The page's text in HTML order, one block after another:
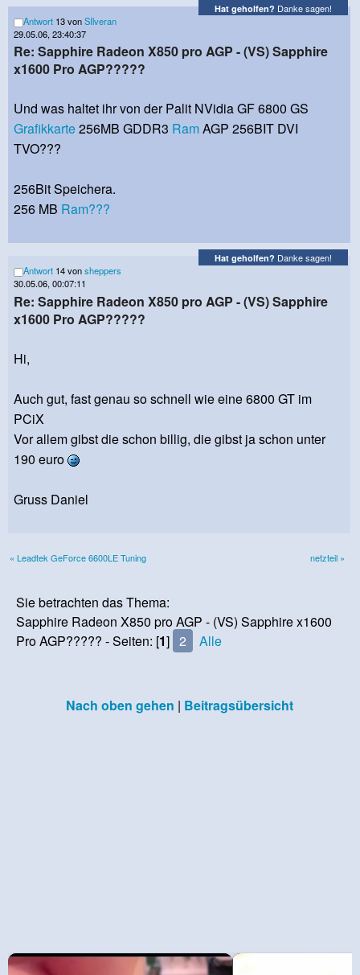
Hat geholfen? Danke sagen!
Antwort 13 vonSIlveran
29.05.06, 23:40:37
Re: Sapphire Radeon X850 pro AGP - (VS) Sapphire
x1600 Pro AGP?????
Und was haltet ihr von der Palit NVidia GF 6800 GS
Grafikkarte256MB GDDR3 RamAGP 256BIT DVI
TVO???
256Bit Speichera.
256 MB Ram???
Hat geholfen? Danke sagen!
Antwort 14 vonsheppers
30.05.06, 00:07:11
Re: Sapphire Radeon X850 pro AGP - (VS) Sapphire
x1600 Pro AGP?????
Hi,
Auch gut, fast genau so schnell wie eine 6800 GT im
PCiX
Vor allem gibst die schon billig, die gibst ja schon unter
190 euro
Gruss Daniel
« Leadtek GeForce 6600LE Tuning netzteil »
Sie betrachten das Thema:
Sapphire Radeon X850 pro AGP - (VS) Sapphire x1600
Pro AGP????? - Seiten: [1] 2 Alle
Nach oben gehen | Beitragsübersicht